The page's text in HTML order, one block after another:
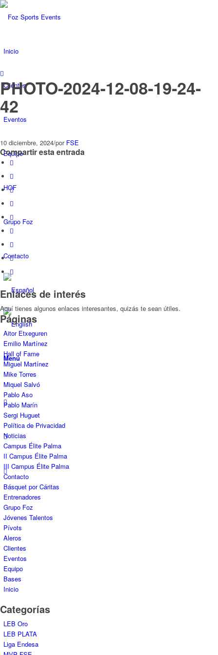
Inicio
Clientes
Eventos
Equipo
HOF
Grupo Foz
Contacto
Menú
PHOTO-2024-12-08-19-24-
42
10 diciembre, 2024/por FSE
Compartir esta entrada
Enlaces de interés
Aquí tienes algunos enlaces interesantes, quizás te sean útiles.
Páginas
Aitor Etxeguren
Emilio Martínez
Hall of Fame
Miguel Martínez
Mike Torres
Miquel Salvó
Pablo Aso
Pablo Marín
Sergi Huguet
Política de Privacidad
Noticias
Campus Élite Palma
II Campus Élite Palma
III Campus Élite Palma
Contacto
Básquet por Cáritas
Entrenadores
Grupo Foz
Jóvenes Talentos
Pívots
Aleros
Clientes
Eventos
Equipo
Bases
Inicio
Categorías
LEB Oro
LEB PLATA
Liga Endesa